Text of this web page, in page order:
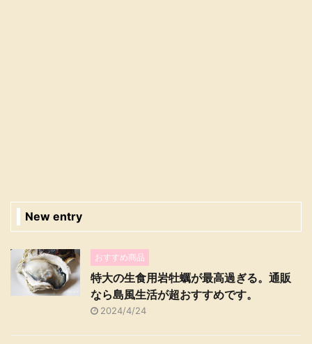
New entry
おすすめ商品
特大の生食用岩牡蠣が最高過ぎる。通販
なら島風生活が超おすすめです。
2024/4/24